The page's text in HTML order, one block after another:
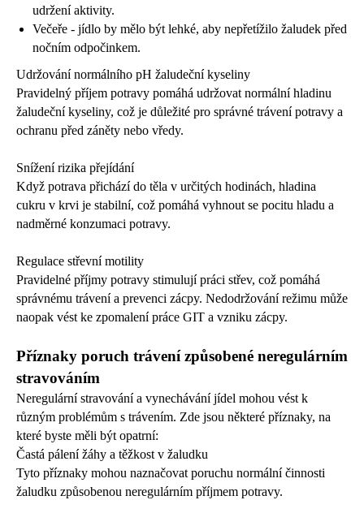
udržení aktivity.
Večeře - jídlo by mělo být lehké, aby nepřetížilo žaludek před
nočním odpočinkem.
Udržování normálního pH žaludeční kyseliny
Pravidelný příjem potravy pomáhá udržovat normální hladinu
žaludeční kyseliny, což je důležité pro správné trávení potravy a
ochranu před záněty nebo vředy.
Snížení rizika přejídání
Když potrava přichází do těla v určitých hodinách, hladina
cukru v krvi je stabilní, což pomáhá vyhnout se pocitu hladu a
nadměrné konzumaci potravy.
Regulace střevní motility
Pravidelné příjmy potravy stimulují práci střev, což pomáhá
správnému trávení a prevenci zácpy. Nedodržování režimu může
naopak vést ke zpomalení práce GIT a vzniku zácpy.
Příznaky poruch trávení způsobené neregulárním
stravováním
Neregulární stravování a vynechávání jídel mohou vést k
různým problémům s trávením. Zde jsou některé příznaky, na
které byste měli být opatrní:
Častá pálení žáhy a těžkost v žaludku
Tyto příznaky mohou naznačovat poruchu normální činnosti
žaludku způsobenou neregulárním příjmem potravy.